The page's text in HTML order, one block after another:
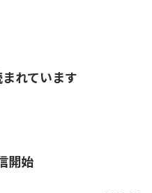
れています
開始